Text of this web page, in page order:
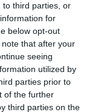
to third parties, or
for
below opt-out
that after your
seeing
utilized by
parties prior to
of the further
third parties on the
sur le petit
d’en haut. Dans
l’eau qui